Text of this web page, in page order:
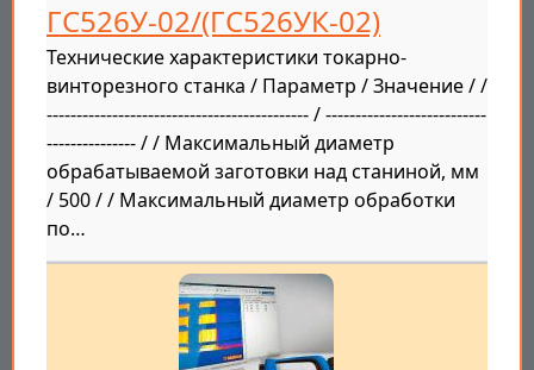
ГС526У-02/(ГС526УК-02)
Технические характеристики токарно-
винторезного станка / Параметр / Значение / /
-------------------------------------------- / ---------------------------
--------------- / / Максимальный диаметр
обрабатываемой заготовки над станиной, мм
/ 500 / / Максимальный диаметр обработки
по…